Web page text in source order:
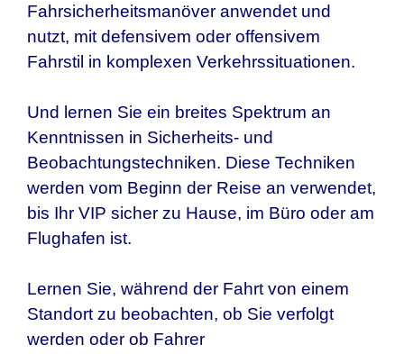
Fahrsicherheitsmanöver anwendet und
nutzt, mit defensivem oder offensivem
Fahrstil in komplexen Verkehrssituationen.
Und lernen Sie ein breites Spektrum an
Kenntnissen in Sicherheits- und
Beobachtungstechniken. Diese Techniken
werden vom Beginn der Reise an verwendet,
bis Ihr VIP sicher zu Hause, im Büro oder am
Flughafen ist.
Lernen Sie, während der Fahrt von einem
Standort zu beobachten, ob Sie verfolgt
werden oder ob Fahrer